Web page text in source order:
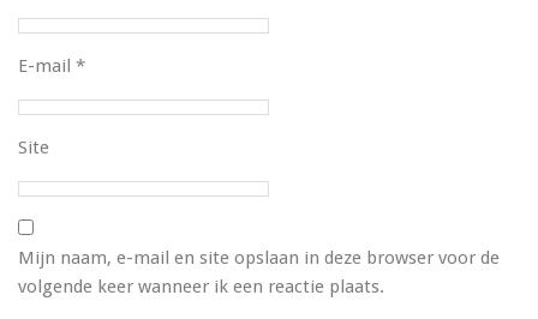
E-mail *
Site
Mijn naam, e-mail en site opslaan in deze browser voor de
volgende keer wanneer ik een reactie plaats.